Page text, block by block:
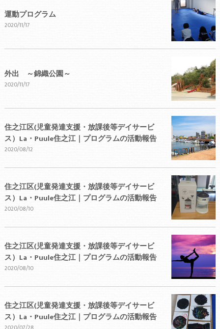
運動プログラム
2020/11/17
外出 ～錦織公園～
2020/11/17
住之江区(児童発達支援・放課後等デイサービ
ス）La・Puule住之江｜プログラムの活動報告
2020/08/12
住之江区(児童発達支援・放課後等デイサービ
ス）La・Puule住之江｜プログラムの活動報告
2020/08/10
住之江区(児童発達支援・放課後等デイサービ
ス）La・Puule住之江｜プログラムの活動報告
2020/08/10
住之江区(児童発達支援・放課後等デイサービ
ス）La・Puule住之江｜プログラムの活動報告